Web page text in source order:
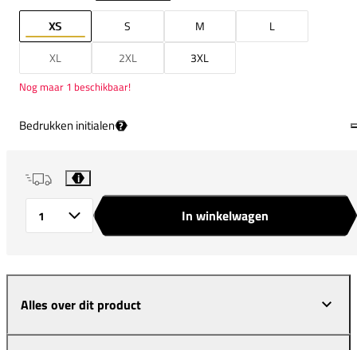
XS S M
L
XL
2XL 3XL
Nog maar 1 beschikbaar!
Bedrukken initialen ?
i
In winkelwagen
Alles over dit product